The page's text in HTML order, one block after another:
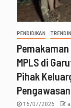
PENDIDIKAN
MPLS di
Pihak
Pengawasan
16/07/2026